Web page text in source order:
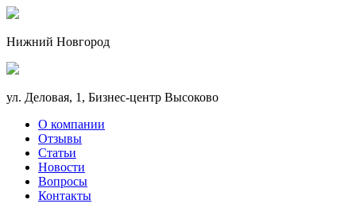
Нижний Новгород
ул. Деловая, 1, Бизнес-центр Высоково
О компании
Отзывы
Статьи
Новости
Вопросы
Контакты